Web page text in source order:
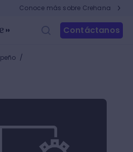
Conoce más sobre Crehana
Contáctanos
/
Beneficios y herramientas